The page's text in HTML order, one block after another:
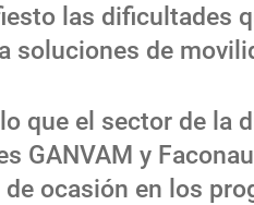
las dificultades
soluciones de
que el sector de la
GANVAM y
ocasión en los